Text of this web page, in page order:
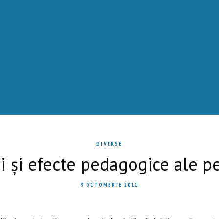
DIVERSE
și efecte pedagogice ale
9 OCTOMBRIE 2011